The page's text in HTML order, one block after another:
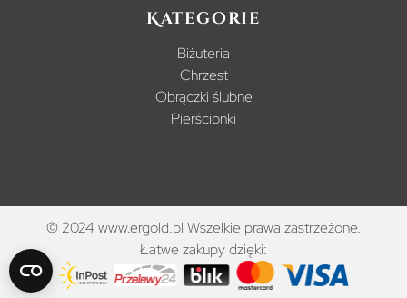
Kategorie
Biżuteria
Chrzest
Obrączki ślubne
Pierścionki
© 2024 www.ergold.pl Wszelkie prawa zastrzeżone.
Łatwe zakupy dzięki: